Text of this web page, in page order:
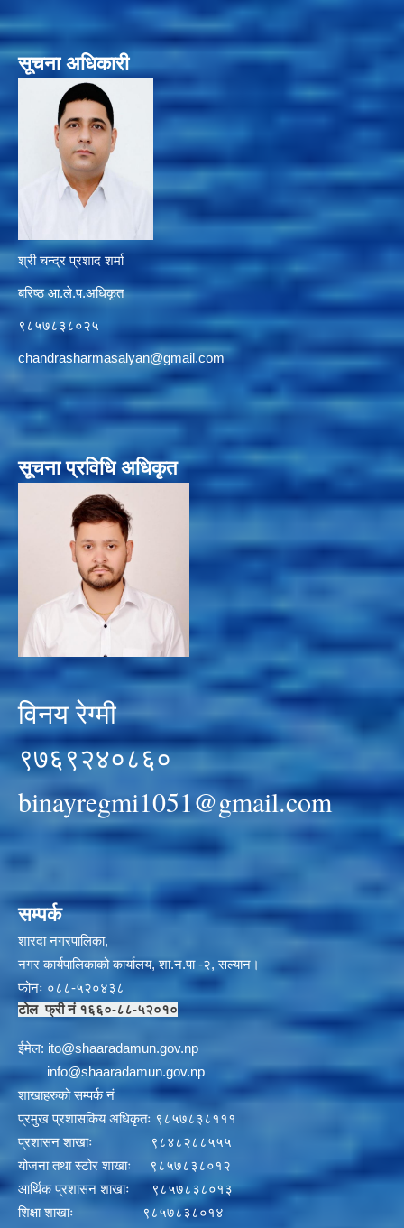
सूचना अधिकारी
श्री चन्द्र प्रशाद शर्मा
बरिष्ठ आ.ले.प.अधिकृत
९८५७८३८०२५
chandrasharmasalyan@gmail.com
सूचना प्रविधि अधिकृत
विनय रेग्मी
९७६९२४०८६०
binayregmi1051@gmail.com
सम्पर्क
शारदा नगरपालिका,
नगर कार्यपालिकाको कार्यालय, शा.न.पा -२, सल्यान।
फोनः ०८८-५२०४३८
टोल फ्री नं १६६०-८८-५२०१०
ईमेल: ito@shaaradamun.gov.np
info@shaaradamun.gov.np
शाखाहरुको सम्पर्क नं
प्रमुख प्रशासकिय अधिकृतः ९८५७८३८१११
प्रशासन शाखाः ९८४८२८८५५५
योजना तथा स्टोर शाखाः ९८५७८३८०१२
आर्थिक प्रशासन शाखाः ९८५७८३८०१३
शिक्षा शाखाः ९८५७८३८०१४